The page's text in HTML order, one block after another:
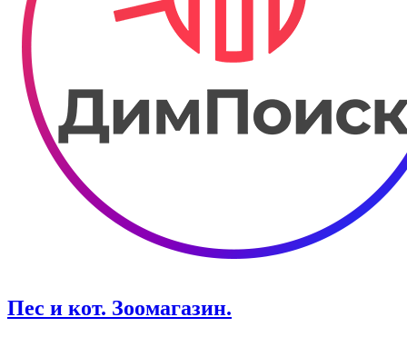
Пес и кот. Зоомагазин.